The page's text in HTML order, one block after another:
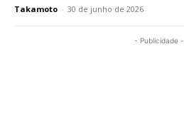
Takamoto - 30 de junho de 2026
- Publicidade -